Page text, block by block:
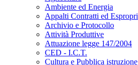
Ambiente ed Energia
Appalti Contratti ed Espropri
Archivio e Protocollo
Attività Produttive
Attuazione legge 147/2004
CED - I.C.T.
Cultura e Pubblica istruzione